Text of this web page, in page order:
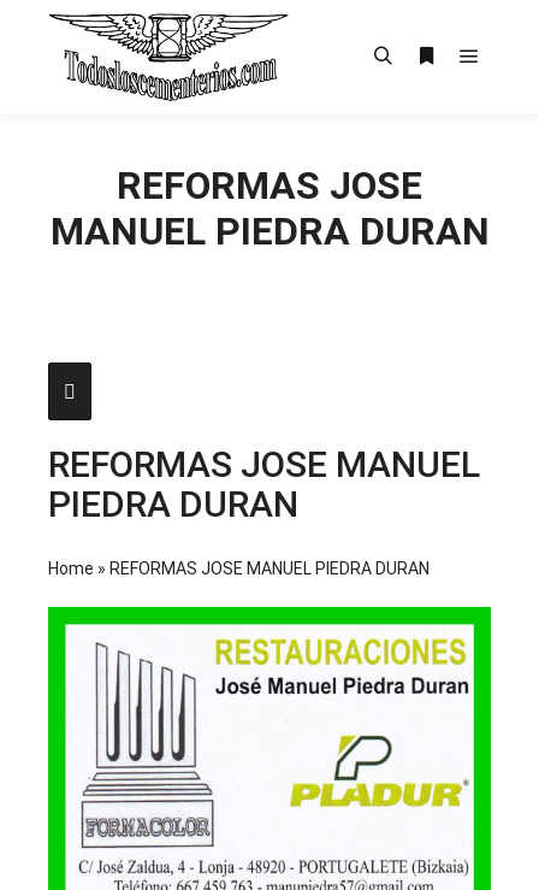
REFORMAS JOSE
MANUEL PIEDRA DURAN
REFORMAS JOSE MANUEL
PIEDRA DURAN
Home » REFORMAS JOSE MANUEL PIEDRA DURAN